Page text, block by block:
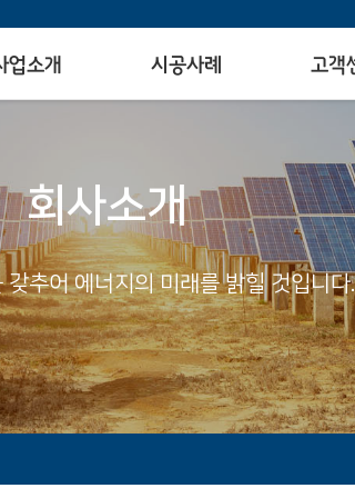
업소개 시공사례 고객
회사소개
갖추어 에너지의 미래를 밝힐 것입니다.